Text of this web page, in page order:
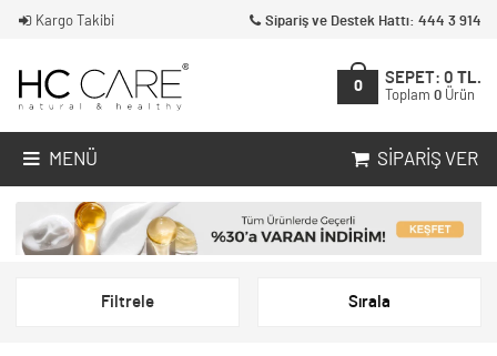
Kargo Takibi Sipariş ve Destek Hattı: 444 3 914
0
SEPET: 0 TL.
Toplam 0 Ürün
MENÜ SIPARIŞ VER
Filtrele Sırala